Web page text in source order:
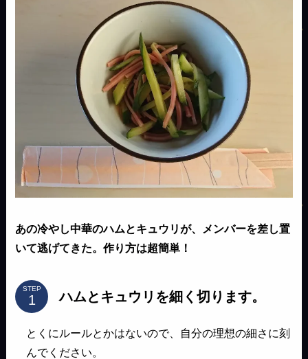
あの冷やし中華のハムとキュウリが、メンバーを差し置
いて逃げてきた。作り方は超簡単！
STEP ハムとキュウリを細く切ります。
とくにルールとかはないので、自分の理想の細さに刻
んでください。